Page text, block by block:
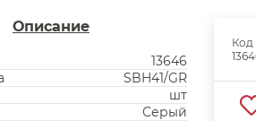
Описание
13646
SBH41/GR
шт
Серый
Код